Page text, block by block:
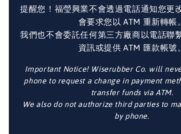
提醒您！福瑩興業不會透過電話通知您更
會要求您以 ATM 重新轉帳。
我們也不會委託任何第三方廠商以電話聯
資訊或提供 ATM 匯款帳號。
Important Notice! Wiserubber Co. will
phone to request a change in payment
transfer funds via ATM.
We also do not authorize third parties to
by phone.